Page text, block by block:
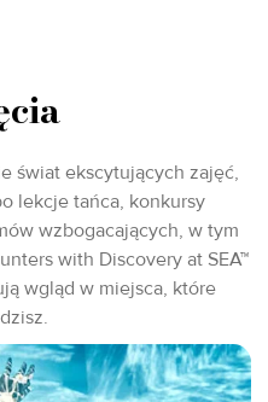
świat ekscytujących zajęć,
lekcje tańca, konkursy
wzbogacających, w tym
with Discovery at SEA™
wgląd w miejsca, które